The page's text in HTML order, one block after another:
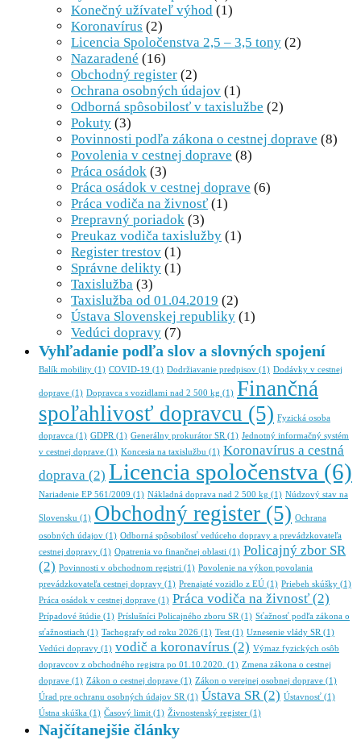
Konečný užívateľ výhod (1)
Koronavírus (2)
Licencia Spoločenstva 2,5 – 3,5 tony (2)
Nazaradené (16)
Obchodný register (2)
Ochrana osobných údajov (1)
Odborná spôsobilosť v taxislužbe (2)
Pokuty (3)
Povinnosti podľa zákona o cestnej doprave (8)
Povolenia v cestnej doprave (8)
Práca osádok (3)
Práca osádok v cestnej doprave (6)
Práca vodiča na živnosť (1)
Prepravný poriadok (3)
Preukaz vodiča taxislužby (1)
Register trestov (1)
Správne delikty (1)
Taxislužba (3)
Taxislužba od 01.04.2019 (2)
Ústava Slovenskej republiky (1)
Vedúci dopravy (7)
Vyhľadanie podľa slov a slovných spojení
Balík mobility (1) COVID-19 (1) Dodržiavanie predpisov (1) Dodávky v cestnej
doprave (1) Dopravca s vozidlami nad 2 500 kg (1) Finančná
spoľahlivosť dopravcu (5) Fyzická osoba
dopravca (1) GDPR(1) Generálny prokurátor SR(1) Jednotný informačný systém
v cestnej doprave (1) Koncesia na taxislužbu (1) Koronavírus a cestná
doprava (2) Licencia spoločenstva (6)
Nariadenie EP 561/2009 (1) Nákladná doprava nad 2 500 kg (1) Núdzový stav na
Slovensku (1) Obchodný register (5) Ochrana
osobných údajov (1) Odborná spôsobilosť vedúceho dopravy a prevádzkovateľa
cestnej dopravy (1) Opatrenia vo finančnej oblasti (1) Policajný zbor SR
(2) Povinnosti v obchodnom registri (1) Povolenie na výkon povolania
prevádzkovateľa cestnej dopravy (1) Prenajaté vozidlo z EÚ (1) Priebeh skúšky (1)
Práca osádok v cestnej doprave (1) Práca vodiča na živnosť (2)
Prípadové štúdie (1) Príslušníci Policajného zboru SR(1) Sťažnosť podľa zákona o
sťažnostiach (1) Tachografy od roku 2026 (1) Test (1) Uznesenie vlády SR(1)
Vedúci dopravy (1) vodič a koronavírus (2) Výmaz fyzických osôb
dopravcov z obchodného registra po 01.10.2020. (1) Zmena zákona o cestnej
doprave (1) Zákon o cestnej doprave (1) Zákon o verejnej osobnej doprave (1)
Úrad pre ochranu osobných údajov SR(1) Ústava SR(2) Ústavnosť (1)
Ústna skúška (1) Časový limit (1) Živnostenský register (1)
Najčítanejšie články